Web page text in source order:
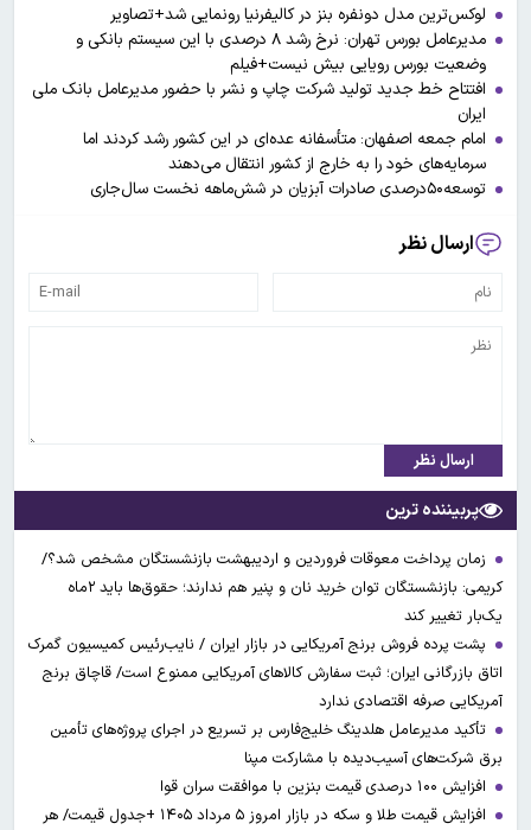
لوکس‌ترین مدل دونفره بنز در کالیفرنیا رونمایی شد+تصاویر
مدیرعامل بورس تهران: نرخ رشد ۸ درصدی با این سیستم بانکی و
وضعیت بورس رویایی بیش نیست+فیلم
افتتاح خط جدید تولید شرکت چاپ و نشر با حضور مدیرعامل بانک ملی
ایران
امام جمعه اصفهان: متأسفانه عده‌ای در این کشور رشد کردند اما
سرمایه‌های خود را به خارج از کشور انتقال می‌دهند
توسعه۵۰درصدی صادرات آبزیان در شش‌ماهه نخست سال‌جاری
ارسال نظر
ارسال نظر
پربیننده ترین
زمان پرداخت معوقات فروردین و اردیبهشت بازنشستگان مشخص شد؟/
کریمی: بازنشستگان توان خرید نان و پنیر هم ندارند؛ حقوق‌ها باید ۲ماه
یک‌بار تغییر کند
پشت پرده فروش برنج آمریکایی در بازار ایران / نایب‌رئیس کمیسیون گمرک
اتاق بازرگانی ایران؛ ثبت سفارش کالاهای آمریکایی ممنوع است/ قاچاق برنج
آمریکایی صرفه اقتصادی ندارد
تأکید مدیرعامل هلدینگ خلیج‌فارس بر تسریع در اجرای پروژه‌های تأمین
برق شرکت‌های آسیب‌دیده با مشارکت مپنا
افزایش ۱۰۰ درصدی قیمت بنزین با موافقت سران قوا
افزایش قیمت طلا و سکه در بازار امروز ۵ مرداد ۱۴۰۵ +جدول قیمت/ هر